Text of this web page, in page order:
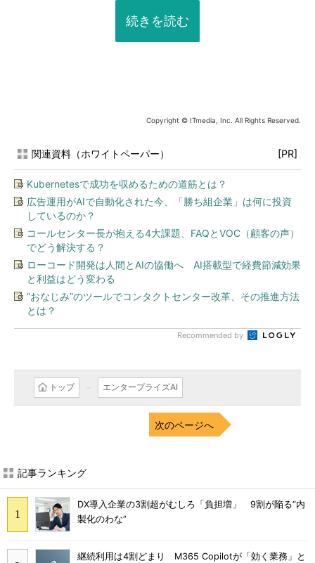
続きを読む
Copyright © ITmedia, Inc. All Rights Reserved.
関連資料（ホワイトペーパー） [PR]
Kubernetesで成功を収めるための道筋とは？
広告運用がAIで自動化された今、「勝ち組企業」は何に投資
しているのか？
コールセンター長が抱える4大課題、FAQとVOC（顧客の声）
でどう解決する？
ローコード開発は人間とAIの協働へ AI搭載型で経費節減効果
と利益はどう変わる
“おなじみ”のツールでコンタクトセンター改革、その推進方法
とは？
Recommended by
トップ エンタープライズAI
次のページへ
記事ランキング
DX導入企業の3割超がむしろ「負担増」 9割が陥る“内
製化のわな”
継続利用は4割どまり M365 Copilotが「効く業務」と